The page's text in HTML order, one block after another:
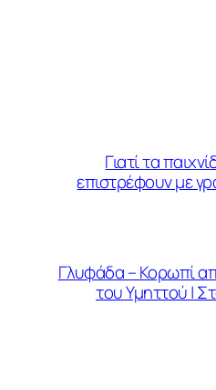
Γιατί τα
επιστρέφουν με
Γλυφάδα – Κορωπί
του Υμηττού |